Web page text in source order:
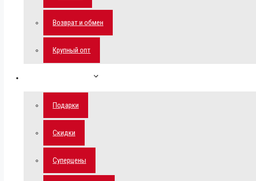
Возврат и обмен
Крупный опт
Подарки
Скидки
Суперцены